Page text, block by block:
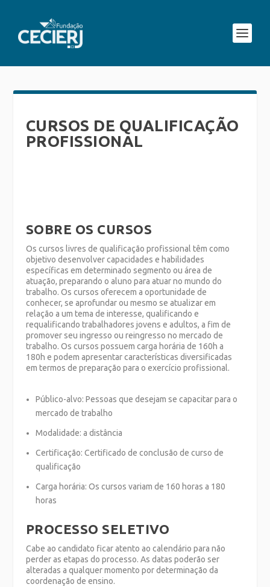
CURSOS DE QUALIFICAÇÃO
PROFISSIONAL
SOBRE OS CURSOS
Os cursos livres de qualificação profissional têm como
objetivo desenvolver capacidades e habilidades
específicas em determinado segmento ou área de
atuação, preparando o aluno para atuar no mundo do
trabalho. Os cursos oferecem a oportunidade de
conhecer, se aprofundar ou mesmo se atualizar em
relação a um tema de interesse, qualificando e
requalificando trabalhadores jovens e adultos, a fim de
promover seu ingresso ou reingresso no mercado de
trabalho. Os cursos possuem carga horária de 160h a
180h e podem apresentar características diversificadas
em termos de preparação para o exercício profissional.
Público-alvo: Pessoas que desejam se capacitar para o
mercado de trabalho
Modalidade: a distância
Certificação: Certificado de conclusão de curso de
qualificação
Carga horária: Os cursos variam de 160 horas a 180
horas
PROCESSO SELETIVO
Cabe ao candidato ficar atento ao calendário para não
perder as etapas do processo. As datas poderão ser
alteradas a qualquer momento por determinação da
coordenação de ensino.